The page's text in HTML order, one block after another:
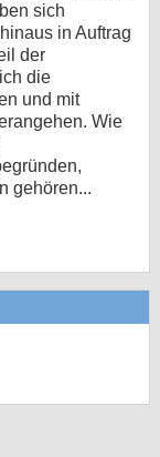
sich
in Auftrag
der
die
und mit
Wie
gehören...